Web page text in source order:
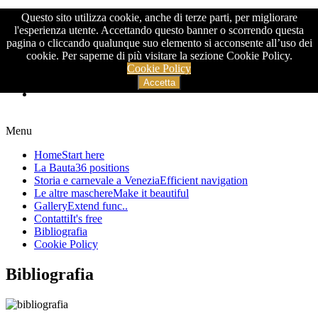
Questo sito utilizza cookie, anche di terze parti, per migliorare
l'esperienza utente. Accettando questo banner o scorrendo questa
pagina o cliccando qualunque suo elemento si acconsente all’uso dei
cookie. Per saperne di più visitare la sezione Cookie Policy.
Cookie Policy
Accetta
>
Menu
HomeStart here
La Bauta36 positions
Storia e carnevale a VeneziaEfficient navigation
Le altre maschereMake it beautiful
GalleryExtend func..
ContattiIt's free
Bibliografia
Cookie Policy
Bibliografia